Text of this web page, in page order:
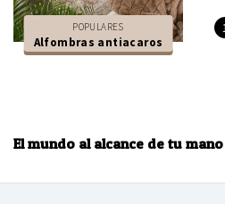
POPULARES
Alfombras antiacaros
El mundo al alcance de tu mano